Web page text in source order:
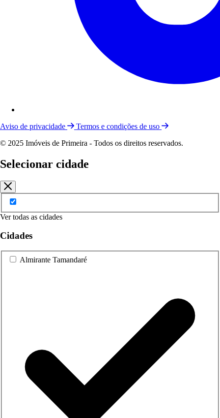
Aviso de privacidade
Termos e condições de uso
© 2025 Imóveis de Primeira - Todos os direitos reservados.
Selecionar cidade
Ver todas as cidades
Cidades
Almirante Tamandaré